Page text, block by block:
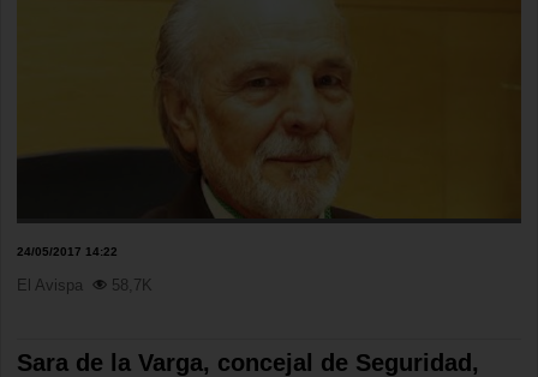
24/05/2017 14:22
El Avispa 58,7K
Sara de la Varga, concejal de Seguridad,